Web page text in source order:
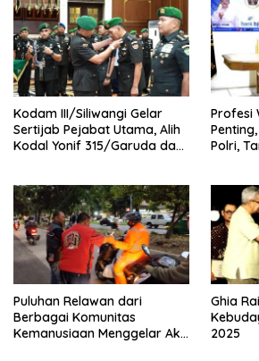
Kodam III/Siliwangi Gelar
Sertijab Pejabat Utama, Alih
Kodal Yonif 315/Garuda dan
Profesi
Polri,
Puluhan Relawan dari
Berbagai Komunitas
Kemanusiaan Menggelar Aksi
Ghia
2025